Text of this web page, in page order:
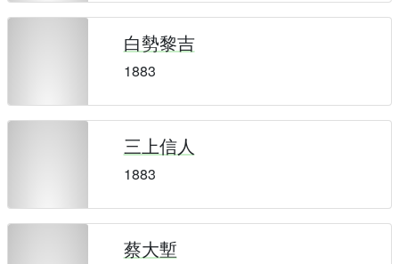
白勢黎吉
1883
三上信人
1883
蔡大塹